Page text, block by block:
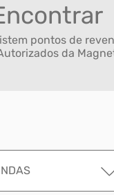
pontos de
da